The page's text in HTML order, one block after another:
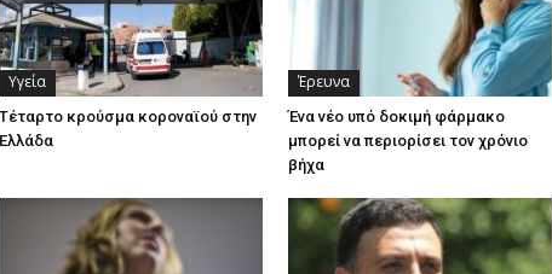
Υγεία
Τέταρτο κρούσμα κοροναϊού στην
Ελλάδα
Έρευνα
Ένα νέο υπό δοκιμή φάρμακο
μπορεί να περιορίσει τον χρόνιο
βήχα